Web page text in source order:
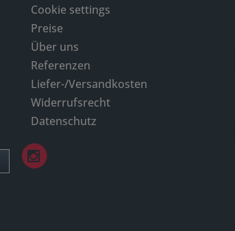
Cookie settings
Preise
Über uns
Referenzen
Liefer-/Versandkosten
Widerrufsrecht
Datenschutz